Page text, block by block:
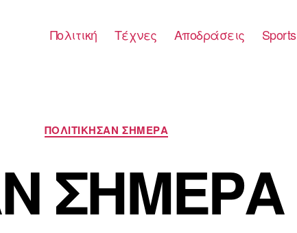
Πολιτική Τέχνες Αποδράσεις Sports
Κατηγορίες
ΠΟΛΙΤΙΚΗΣΑΝ ΣΗΜΕΡΑ
ΣΗΜΕΡΑ